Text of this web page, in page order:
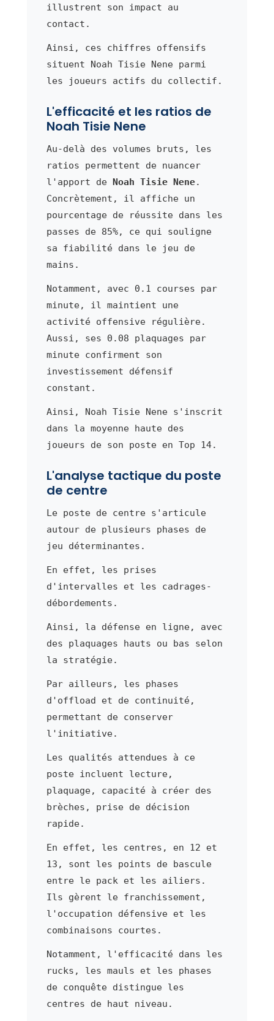
illustrent son impact au
contact.
Ainsi, ces chiffres offensifs
situent Noah Tisie Nene parmi
les joueurs actifs du collectif.
L'efficacité et les ratios de
Noah Tisie Nene
Au-delà des volumes bruts, les
ratios permettent de nuancer
l'apport de Noah Tisie Nene.
Concrètement, il affiche un
pourcentage de réussite dans les
passes de 85%, ce qui souligne
sa fiabilité dans le jeu de
mains.
Notamment, avec 0.1 courses par
minute, il maintient une
activité offensive régulière.
Aussi, ses 0.08 plaquages par
minute confirment son
investissement défensif
constant.
Ainsi, Noah Tisie Nene s'inscrit
dans la moyenne haute des
joueurs de son poste en Top 14.
L'analyse tactique du poste
de centre
Le poste de centre s'articule
autour de plusieurs phases de
jeu déterminantes.
En effet, les prises
d'intervalles et les cadrages-
débordements.
Ainsi, la défense en ligne, avec
des plaquages hauts ou bas selon
la stratégie.
Par ailleurs, les phases
d'offload et de continuité,
permettant de conserver
l'initiative.
Les qualités attendues à ce
poste incluent lecture,
plaquage, capacité à créer des
brèches, prise de décision
rapide.
En effet, les centres, en 12 et
13, sont les points de bascule
entre le pack et les ailiers.
Ils gèrent le franchissement,
l'occupation défensive et les
combinaisons courtes.
Notamment, l'efficacité dans les
rucks, les mauls et les phases
de conquête distingue les
centres de haut niveau.